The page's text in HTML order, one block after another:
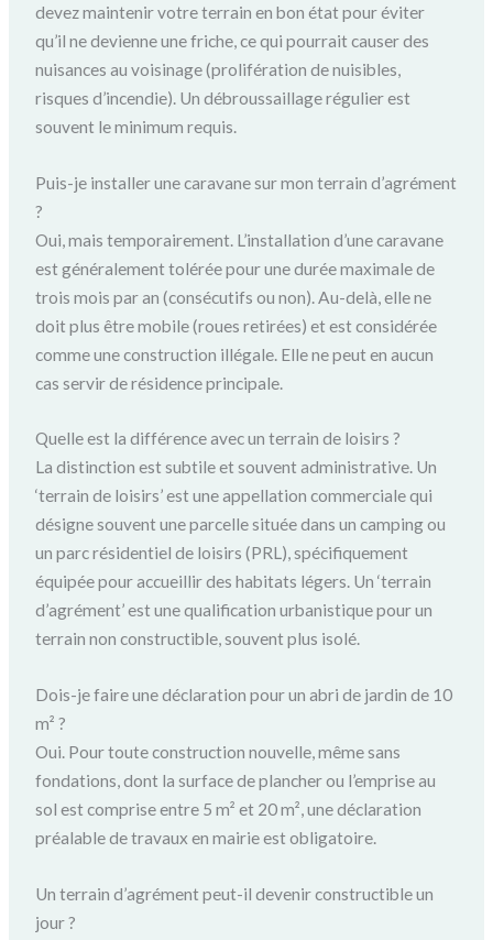
devez maintenir votre terrain en bon état pour éviter
qu’il ne devienne une friche, ce qui pourrait causer des
nuisances au voisinage (prolifération de nuisibles,
risques d’incendie). Un débroussaillage régulier est
souvent le minimum requis.
Puis-je installer une caravane sur mon terrain d’agrément
?
Oui, mais temporairement. L’installation d’une caravane
est généralement tolérée pour une durée maximale de
trois mois par an (consécutifs ou non). Au-delà, elle ne
doit plus être mobile (roues retirées) et est considérée
comme une construction illégale. Elle ne peut en aucun
cas servir de résidence principale.
Quelle est la différence avec un terrain de loisirs ?
La distinction est subtile et souvent administrative. Un
‘terrain de loisirs’ est une appellation commerciale qui
désigne souvent une parcelle située dans un camping ou
un parc résidentiel de loisirs (PRL), spécifiquement
équipée pour accueillir des habitats légers. Un ‘terrain
d’agrément’ est une qualification urbanistique pour un
terrain non constructible, souvent plus isolé.
Dois-je faire une déclaration pour un abri de jardin de 10
m² ?
Oui. Pour toute construction nouvelle, même sans
fondations, dont la surface de plancher ou l’emprise au
sol est comprise entre 5 m² et 20 m², une déclaration
préalable de travaux en mairie est obligatoire.
Un terrain d’agrément peut-il devenir constructible un
jour ?